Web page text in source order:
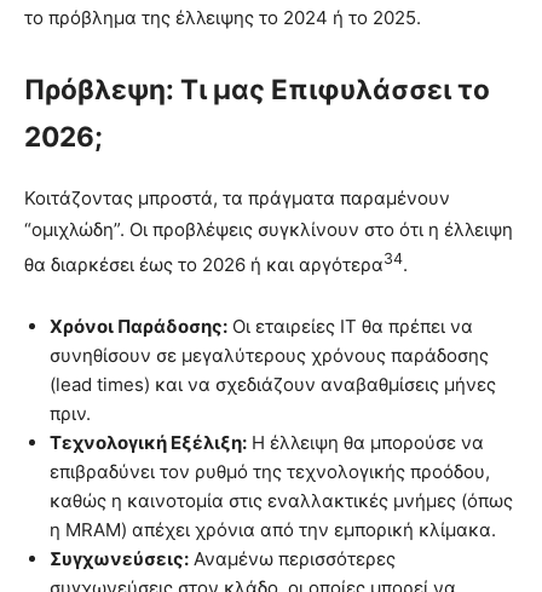
το πρόβλημα της έλλειψης το 2024 ή το 2025.
Πρόβλεψη: Τι μας Επιφυλάσσει το
2026;
Κοιτάζοντας μπροστά, τα πράγματα παραμένουν
“ομιχλώδη”. Οι προβλέψεις συγκλίνουν στο ότι η έλλειψη
θα διαρκέσει έως το 2026 ή και αργότερα34.
Χρόνοι Παράδοσης: Οι εταιρείες IT θα πρέπει να
συνηθίσουν σε μεγαλύτερους χρόνους παράδοσης
(lead times) και να σχεδιάζουν αναβαθμίσεις μήνες
πριν.
Τεχνολογική Εξέλιξη: Η έλλειψη θα μπορούσε να
επιβραδύνει τον ρυθμό της τεχνολογικής προόδου,
καθώς η καινοτομία στις εναλλακτικές μνήμες (όπως
η MRAM) απέχει χρόνια από την εμπορική κλίμακα.
Συγχωνεύσεις: Αναμένω περισσότερες